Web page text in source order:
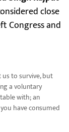
close
Congress and
to survive, but
a voluntary
with; an
have consumed